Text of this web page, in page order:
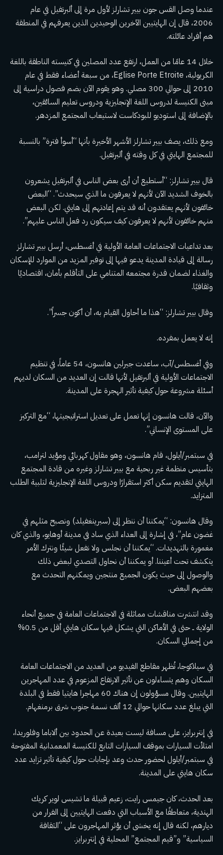
عندما وصل القس جون بيير تشارلز لأول مرة إلى ألبرتفيل في عام
2006، قال إن الهايتيين الآخرين الوحيدين الذين يعرفهم في المنطقة
هم أفراد عائلته.
خلال 14 عامًا من العمل، ارتفع عدد المصلين في كنيسته الناطقة باللغة
الكريولية، Eglise Porte Etroite، من سبعة أعضاء فقط في عام
2010 إلى حوالي 300 مصلي. وهو يقوم الآن بضم فصول دراسية إلى
مبنى الكنيسة لدروس اللغة الإنجليزية ودروس تعليم السائقين،
بالإضافة إلى استوديو للبودكاست لاستيعاب المجتمع المزدهر.
ومع ذلك، يصف بيير تشارلز الأشهر الأخيرة بأنها “أسوأ فترة” بالنسبة
للمجتمع الهايتي في كل وقته في ألبرتفيل.
قال بيير تشارلز: “أستطيع أن أرى بعض الناس في ألبرتفيل يشعرون
بالخوف الشديد الآن لأنهم لا يعرفون ما الذي سيحدث”. “البعض
خائفون لأنهم يعتقدون أنه قد يتم إعادتهم إلى هايتي. لكن البعض
منهم خائفون لأنهم لا يعرفون كيف سيكون رد فعل الناس عليهم”.
بعد تداعيات الاجتماعات العامة الأولية في أغسطس، أرسل بيير تشارلز
رسالة إلى قيادة المدينة يدعو فيها إلى توفير المزيد من الموارد للإسكان
والغذاء لضمان قدرة مجتمعه المتنامي على التأقلم بأمان، اقتصاديًا
وثقافيًا.
وقال بيير تشارلز: “هذا ما أحاول القيام به، أن أكون جسراً”.
إنه لا يعمل بمفرده.
وفي أغسطس/آب، ساعدت جيرلين هانسون، 54 عاماً، في تنظيم
الاجتماعات الأولية في ألبرتفيل لأنها قالت إن العديد من السكان لديهم
أسئلة مشروعة حول كيفية تأثير الهجرة على المدينة.
والآن، قالت هانسون إنها تعمل على تعديل استراتيجيتها، “مع التركيز
على المستوى الإنساني”.
في سبتمبر/أيلول، قام هانسون، وهو مقاول كهربائي ومؤيد لترامب،
بتأسيس منظمة غير ربحية مع بيير تشارلز وغيره من قادة المجتمع
الهايتي لتقديم سكن أكثر استقرارًا ودروس اللغة الإنجليزية لتلبية الطلب
المتزايد.
وقال هانسون: “يمكننا أن ننظر إلى (سبرينغفيلد) ونصبح مثلهم في
غضون عام”، في إشارة إلى العداء الذي ساد في مدينة أوهايو، والذي كان
مغمورة بالتهديدات. “يمكننا أن نجلس ولا نفعل شيئًا ونترك الأمر
يتكشف تحت أعيننا. أو يمكننا أن نحاول التصدي لبعض ذلك
والوصول إلى حيث يكون الجميع منتجين ويمكنهم التحدث مع
بعضهم البعض.
وقد انتشرت مناقشات مماثلة في الاجتماعات العامة في جميع أنحاء
الولاية ــ حتى في الأماكن التي يشكل فيها سكان هايتي أقل من 0.5%
من إجمالي السكان.
في سيلاكوجا، تُظهر مقاطع الفيديو من العديد من الاجتماعات العامة
السكان وهم يتساءلون عن تأثير الارتفاع المزعوم في عدد المهاجرين
الهايتيين. وقال مسؤولون إن هناك 60 مهاجرا هايتيا فقط في البلدة
التي يبلغ عدد سكانها حوالي 12 ألف نسمة جنوب شرق برمنغهام.
في إنتربرايز، على مسافة ليست بعيدة عن الحدود بين ألاباما وفلوريدا،
امتلأت السيارات بموقف السيارات التابع للكنيسة المعمدانية المفتوحة
في سبتمبر/أيلول لحضور حدث وعد بإجابات حول كيفية تأثير تزايد عدد
سكان هايتي على المدينة.
بعد الحدث، كان جيمس رايت، زعيم قبيلة ما تشيس لوير كريك
الهندية، متعاطفًا مع الأسباب التي دفعت الهايتيين إلى الفرار من
ديارهم، لكنه قال إنه يخشى أن يؤثر المهاجرون على “الثقافة
السياسية” و”قيم المجتمع” المحلية في إنتربرايز.